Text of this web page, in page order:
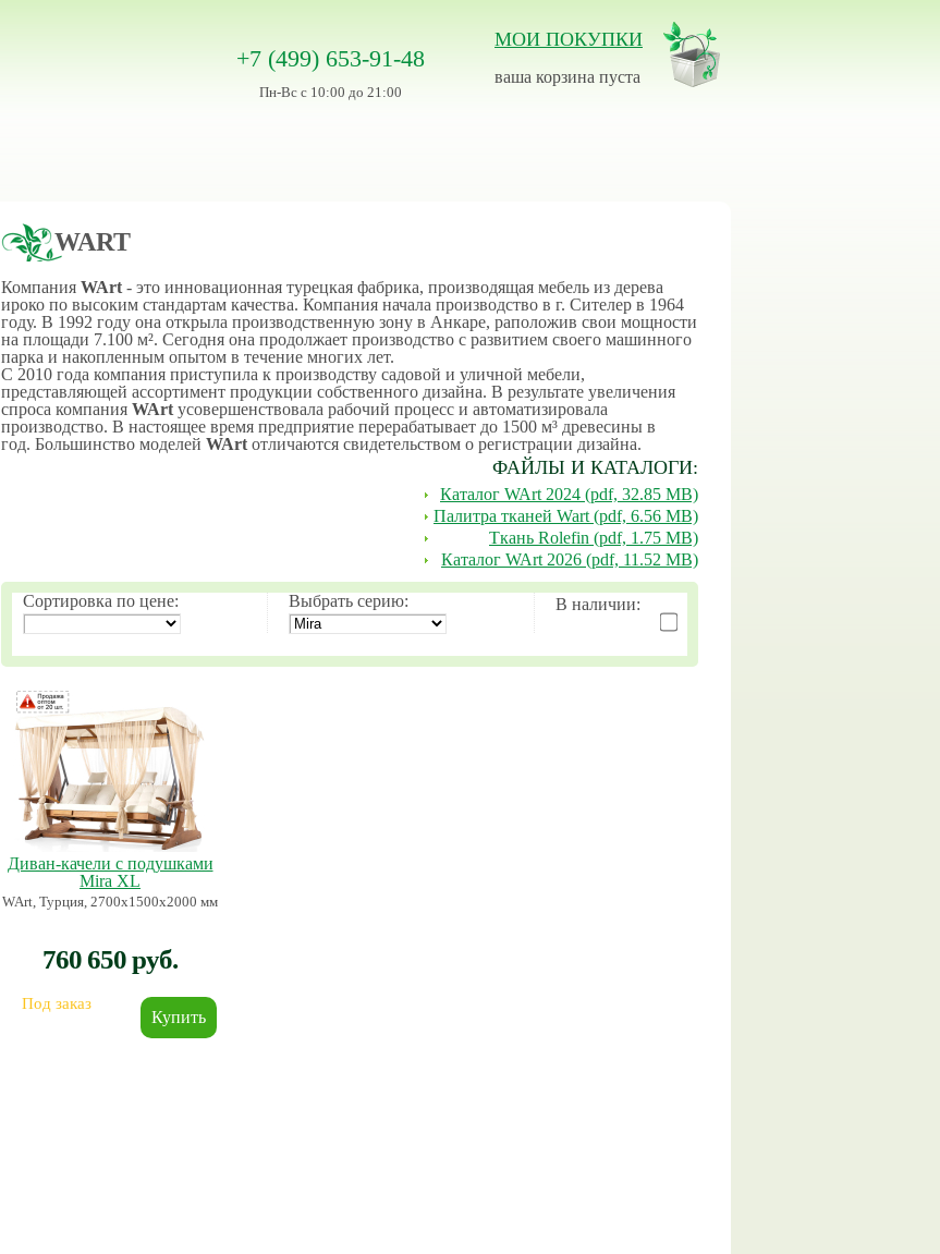
МОИ ПОКУПКИ
ваша корзина пуста
+7 (499) 653-91-48
Пн-Вс с 10:00 до 21:00
WART
Компания WArt - это инновационная турецкая фабрика, производящая мебель из дерева
ироко по высоким стандартам качества. Компания начала производство в г. Сителер в 1964
году. В 1992 году она открыла производственную зону в Анкаре, раположив свои мощности
на площади 7.100 м². Сегодня она продолжает производство с развитием своего машинного
парка и накопленным опытом в течение многих лет.
С 2010 года компания приступила к производству садовой и уличной мебели,
представляющей ассортимент продукции собственного дизайна. В результате увеличения
спроса компания WArt усовершенствовала рабочий процесс и автоматизировала
производство. В настоящее время предприятие перерабатывает до 1500 м³ древесины в
год. Большинство моделей WArt отличаются свидетельством о регистрации дизайна.
ФАЙЛЫ И КАТАЛОГИ:
Каталог WArt 2024 (pdf, 32.85 MB)
Палитра тканей Wart (pdf, 6.56 MB)
Ткань Rolefin (pdf, 1.75 MB)
Каталог WArt 2026 (pdf, 11.52 MB)
Сортировка по цене: Выбрать серию: В наличии:
Диван-качели с подушками
Mira XL
WArt, Турция, 2700х1500х2000 мм
760 650 руб.
Под заказ